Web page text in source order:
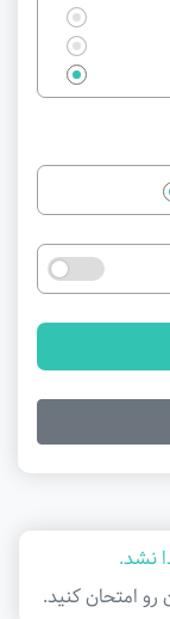
نشد.
رو امتحان کنید.